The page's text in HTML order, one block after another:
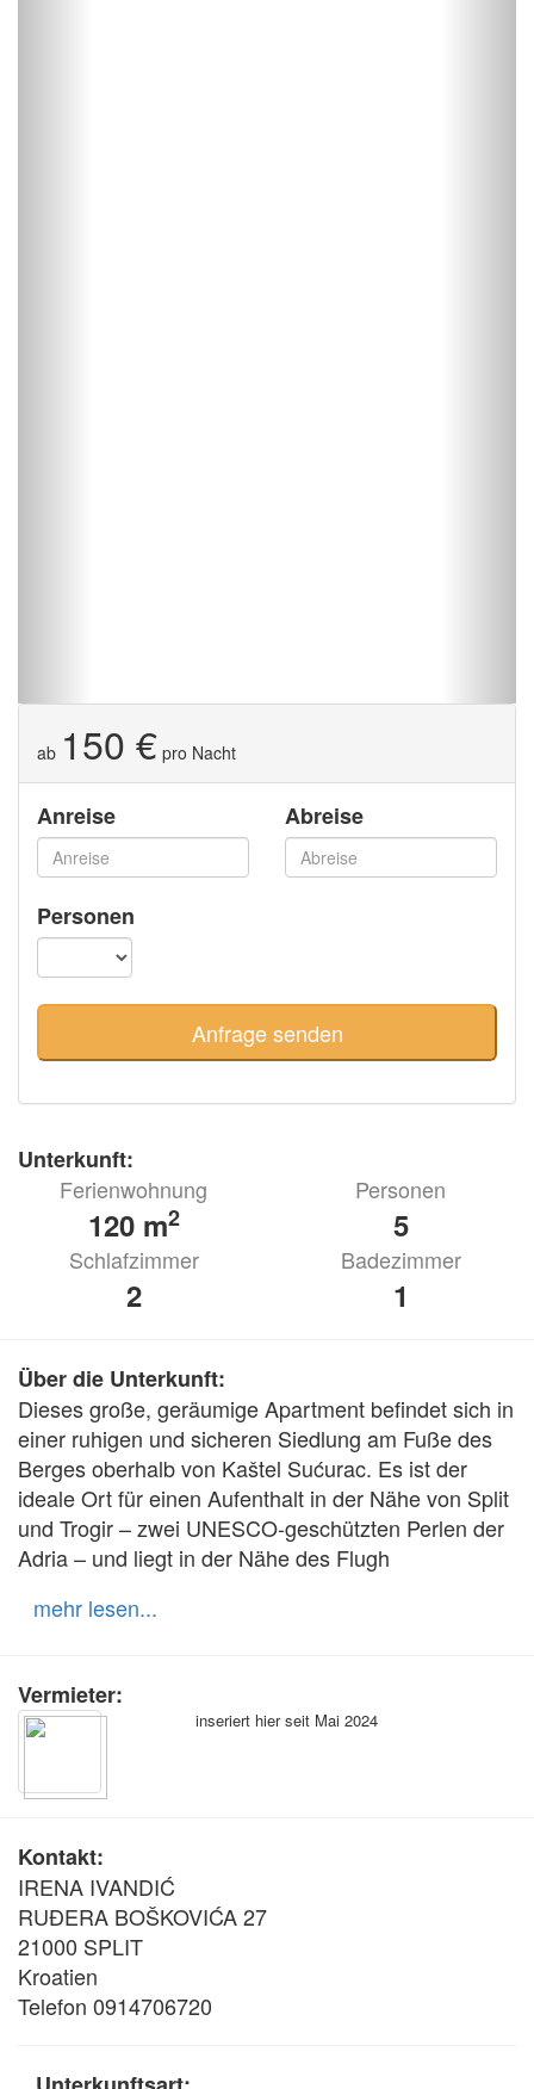
ab 150 € pro Nacht
Anreise Abreise
Personen
Unterkunft:
Ferienwohnung
120 m2
Personen
5
Schlafzimmer
2
Badezimmer
1
Über die Unterkunft:
Dieses große, geräumige Apartment befindet sich in
einer ruhigen und sicheren Siedlung am Fuße des
Berges oberhalb von Kaštel Sućurac. Es ist der
ideale Ort für einen Aufenthalt in der Nähe von Split
und Trogir – zwei UNESCO-geschützten Perlen der
Adria – und liegt in der Nähe des Flugh
mehr lesen...
Vermieter:
inseriert hier seit Mai 2024
Kontakt:
IRENA IVANDIĆ
RUĐERA BOŠKOVIĆA 27
21000 SPLIT
Kroatien
Telefon 0914706720